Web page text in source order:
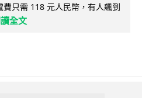
只需 118 元人民幣，有人飆到
全文